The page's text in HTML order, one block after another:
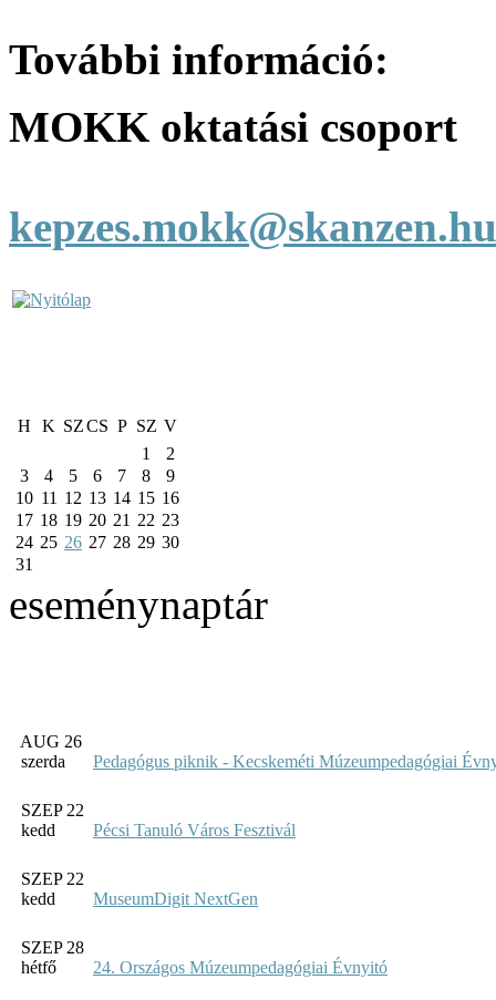
További információ:
MOKK oktatási csoport
kepzes.mokk@skanzen.hu
H K SZCS P SZ V
1
2
3
4 5 6 7 8
9
10 11 12 13 14 15 16
17 18 19 20 21 22 23
24 25 26 27 28 29 30
31
eseménynaptár
AUG 26
szerda
Pedagógus piknik - Kecskeméti Múzeumpedagógiai
SZEP 22
kedd
Pécsi Tanuló Város Fesztivál
SZEP 22
kedd
MuseumDigit NextGen
SZEP 28
hétfő
24. Országos Múzeumpedagógiai Évnyitó